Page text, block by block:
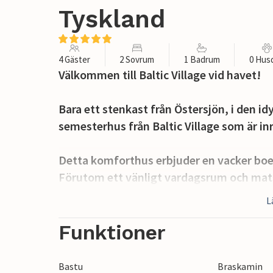
Tyskland
4 Gäster 2 Sovrum 1 Badrum 0
Välkommen till Baltic Village vid havet!
Bara ett stenkast från Östersjön, i den
semesterhus från Baltic Village som är
Detta komforthus erbjuder en vacker
Förutom ett vänligt vardagsrum och
ett duschrum med bastu och en
Det ena sovrummet är utrustat med en
Det öppna köket är utrustat med
Funktioner
Bastu Braskamin